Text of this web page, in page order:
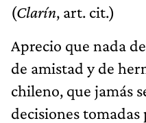
(Clarín, art. cit.)
Aprecio que nada
de amistad y de
chileno, que jamás
decisiones